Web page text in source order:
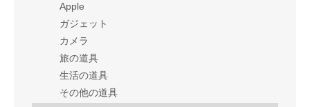
Apple
ガジェット
カメラ
旅の道具
生活の道具
その他の道具